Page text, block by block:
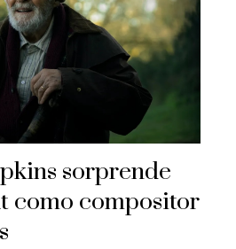
sorprende
como compositor